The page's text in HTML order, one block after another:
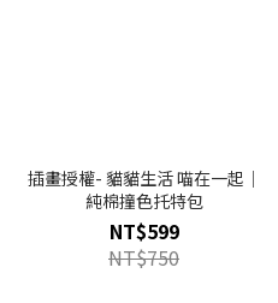
插畫授權- 貓貓生活 喵在一起｜
純棉撞色托特包
NT$599
NT$750